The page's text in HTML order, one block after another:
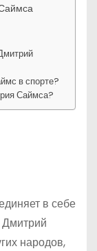
в спорте?
Саймса?
в себе
Дмитрий
народов,